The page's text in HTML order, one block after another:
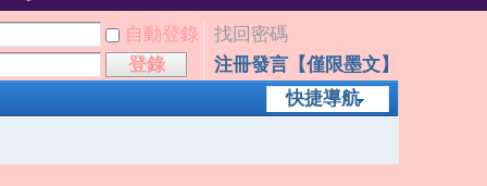
自動登錄
找回密碼
登錄
注冊發言【僅限墨文】
快捷導航